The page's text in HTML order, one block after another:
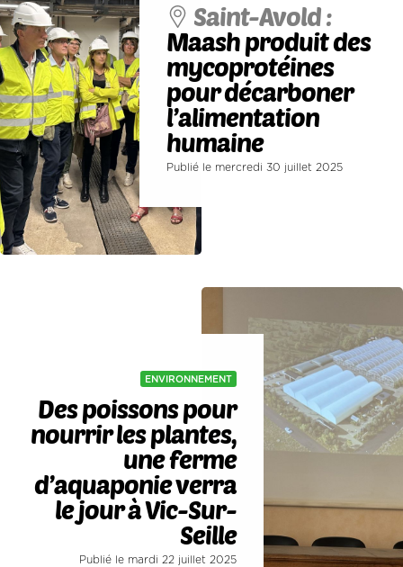
Saint-Avold :
Maash produit des
mycoprotéines
pour décarboner
l’alimentation
humaine
Publié le mercredi 30 juillet 2025
ENVIRONNEMENT
Des poissons pour
nourrir les plantes,
une ferme
d’aquaponie verra
le jour à Vic-Sur-
Seille
Publié le mardi 22 juillet 2025